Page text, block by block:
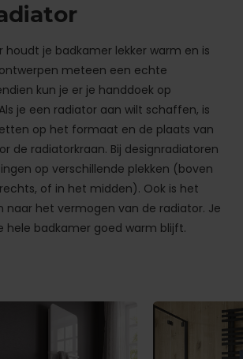
houdt je badkamer lekker warm en is
meteen een echte
kun je er je handdoek op
je een radiator aan wilt schaffen, is
op het formaat en de plaats van
de radiatorkraan. Bij designradiatoren
op verschillende plekken (boven
of in het midden). Ook is het
naar het vermogen van de radiator. Je
hele badkamer goed warm blijft.